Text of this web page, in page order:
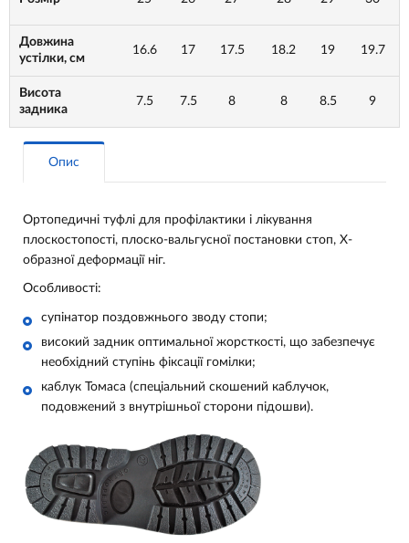
Довжина
устілки, см
16.6 17 17.5 18.2 19 19.7
Висота
задника
7.5 7.5 8 8 8.5 9
Опис
Ортопедичні туфлі для профілактики і лікування
плоскостопості, плоско-вальгусної постановки стоп, Х-
образної деформації ніг.
Особливості:
супінатор поздовжнього зводу стопи;
високий задник оптимальної жорсткості, що забезпечує
необхідний ступінь фіксації гомілки;
каблук Томаса (спеціальний скошений каблучок,
подовжений з внутрішньої сторони підошви).